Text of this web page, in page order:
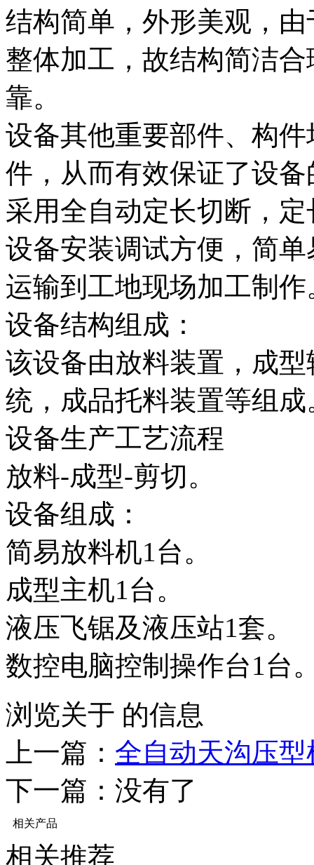
结构简单，外形美观，
整体加工，故结构简洁
靠。
设备其他重要部件、构
件，从而有效保证了设
采用全自动定长切断，
设备安装调试方便，简
运输到工地现场加工制作
设备结构组成：
该设备由放料装置，成
统，成品托料装置等组成
设备生产工艺流程
放料-成型-剪切。
设备组成：
简易放料机1台。
成型主机1台。
液压飞锯及液压站1套。
数控电脑控制操作台1台
浏览关于 的信息
上一篇： 全自动天沟压型
下一篇：没有了
相关产品
相关推荐